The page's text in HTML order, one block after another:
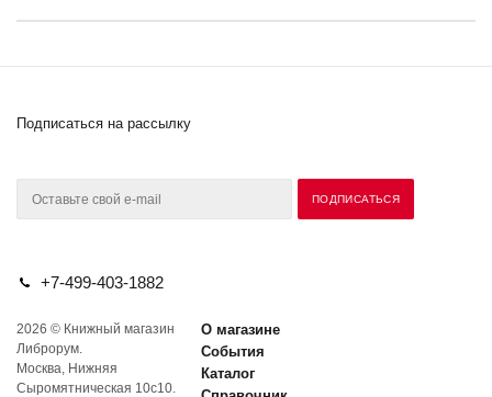
Подписаться на рассылку
+7-499-403-1882
2026 © Книжный магазин
Либрорум.
Москва, Нижняя
Сыромятническая 10с10.
О магазине
События
Каталог